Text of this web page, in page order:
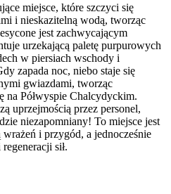
miejsce, które szczyci się
i nieskazitelną wodą, tworząc
jest zachwycającym
urzekającą paletę purpurowych
w piersiach wschody i
zapada noc, niebo staje się
gwiazdami, tworząc
na Półwyspie Chalcydyckim.
uprzejmością przez personel,
niezapomniany! To miejsce jest
i przygód, a jednocześnie
sił.